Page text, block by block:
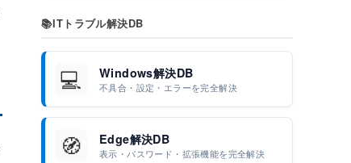
📚ITトラブル解決DB
💻 Windows解決DB
不具合・設定・エラーを完全解決
🧭 Edge解決DB
表示・パスワード・拡張機能を完全解決